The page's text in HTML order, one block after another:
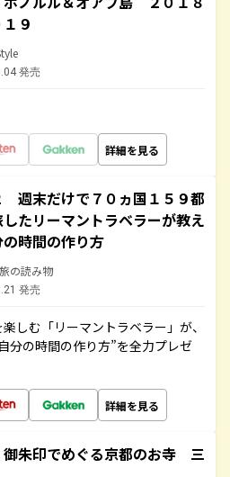
９
発売
詳細を見る
週末だけで７０ヵ国１５９都
たリーマントラベラーが教え
時間の作り方
の読み物
発売
しむ「リーマントラベラー」が、
分の時間の作り方”を全力プレゼ
詳細を見る
朱印でめぐる京都のお寺 三